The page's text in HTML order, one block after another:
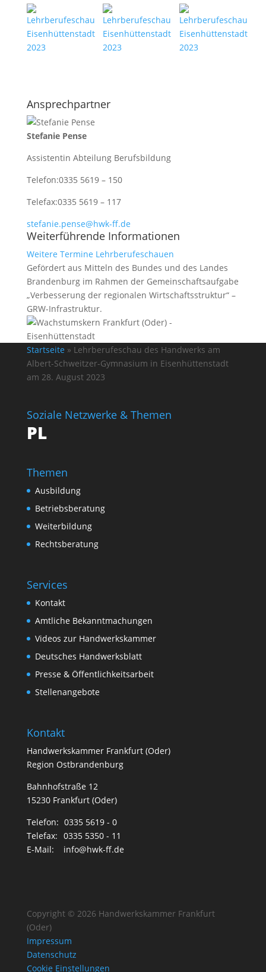
Ansprechpartner
Stefanie Pense
Assistentin Abteilung Berufsbildung
Telefon:0335 5619 – 150
Telefax:0335 5619 – 117
stefanie.pense@hwk-ff.de
Weiterführende Informationen
Weitere Termine Lehrberufeschauen
Gefördert aus Mitteln des Bundes und des Landes
Brandenburg im Rahmen der Gemeinschaftsaufgabe
„Verbesserung der regionalen Wirtschaftsstruktur“ –
GRW-Infrastruktur.
Startseite » Lehrberufeschau des Handwerks am
Albert-Schweitzer-Gymnasium in Eisenhüttenstadt
am 28. August 2023
Soziale Netzwerke & Themen
PL
Themen
Ausbildung
Betriebsberatung
Weiterbildung
Rechtsberatung
Services
Kontakt
Amtliche Bekanntmachungen
Videos zur Handwerkskammer
Deutsches Handwerksblatt
Presse & Öffentlichkeitsarbeit
Stellenangebote
Kontakt
Handwerkskammer Frankfurt (Oder)
Region Ostbrandenburg
Bahnhofstraße 12
15230 Frankfurt (Oder)
Telefon: 0335 5619 - 0
Telefax: 0335 5350 - 11
E-Mail:
info@hwk-ff.de
Copyright © 2026 Handwerkskammer Frankfurt
(Oder)
Impressum
Datenschutz
Cookie Einstellungen